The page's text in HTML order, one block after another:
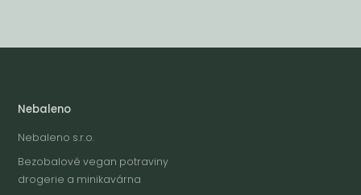
Nebaleno
Nebaleno s.r.o.
Bezobalové vegan potraviny
drogerie a minikavárna